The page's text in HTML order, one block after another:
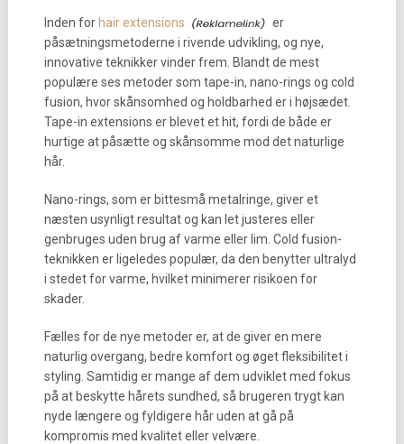
Inden for hair extensions
er
påsætningsmetoderne i rivende udvikling, og nye,
innovative teknikker vinder frem. Blandt de mest
populære ses metoder som tape-in, nano-rings og cold
fusion, hvor skånsomhed og holdbarhed er i højsædet.
Tape-in extensions er blevet et hit, fordi de både er
hurtige at påsætte og skånsomme mod det naturlige
hår.
Nano-rings, som er bittesmå metalringe, giver et
næsten usynligt resultat og kan let justeres eller
genbruges uden brug af varme eller lim. Cold fusion-
teknikken er ligeledes populær, da den benytter ultralyd
i stedet for varme, hvilket minimerer risikoen for
skader.
Fælles for de nye metoder er, at de giver en mere
naturlig overgang, bedre komfort og øget fleksibilitet i
styling. Samtidig er mange af dem udviklet med fokus
på at beskytte hårets sundhed, så brugeren trygt kan
nyde længere og fyldigere hår uden at gå på
kompromis med kvalitet eller velvære.